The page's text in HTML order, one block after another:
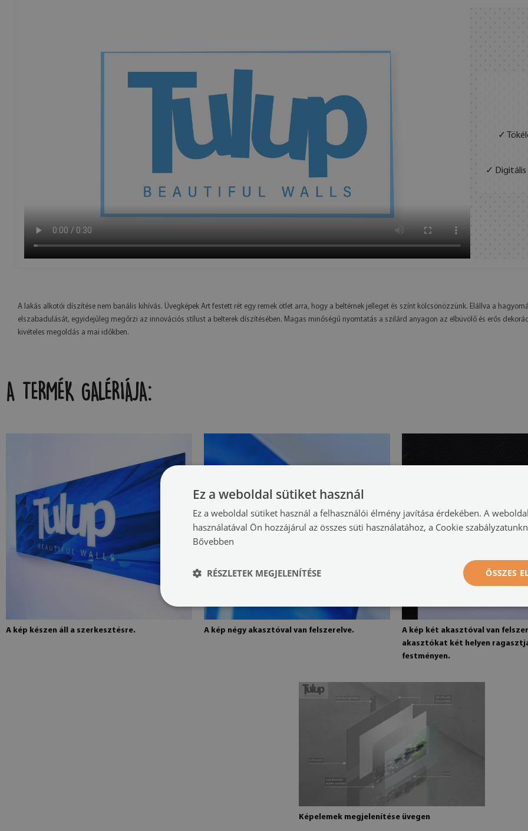
✓
✓ Digitális
A lakás alkotói díszítése nem banális kihívás. Üvegképek Art festett rét egy remek ötlet arra, hogy a beltérnek jelleget és színt kölcsönözzünk. Elállva a
elszabadulását, egyidejűleg megőrzi az innovációs stílust a belterek díszítésében. Magas minőségű nyomtatás a szilárd anyagon az elbüvölő és erős
kivételes megoldás a mai időkben.
A TERMÉK GALÉRIÁJA:
A kép készen áll a szerkesztésre. A kép négy akasztóval van felszerelve.
A kép két akasztóval van
akasztókat két helyen
festményen.
Képelemek megjelenítése üvegen
Ez a weboldal sütiket használ
Ez a weboldal sütiket használ a felhasználói élmény javítása érdekében. A
használatával Ön hozzájárul az összes süti használatához, a Cookie
Bővebben
ÖSSZES
RÉSZLETEK MEGJELENÍTÉSE